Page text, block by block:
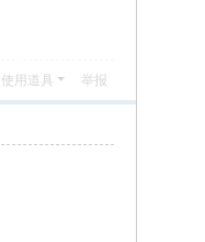
使用道具 举报